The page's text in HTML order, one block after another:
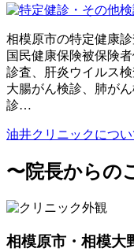
相模原市の特定健康診
国民健康保険被保険
診査、肝炎ウイルス検
大腸がん検診、肺がん
診…
油井クリニックについ
〜院長からの
相模原市・相模大